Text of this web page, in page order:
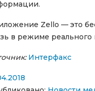
Zello — это
в режиме реального
Интерфакс